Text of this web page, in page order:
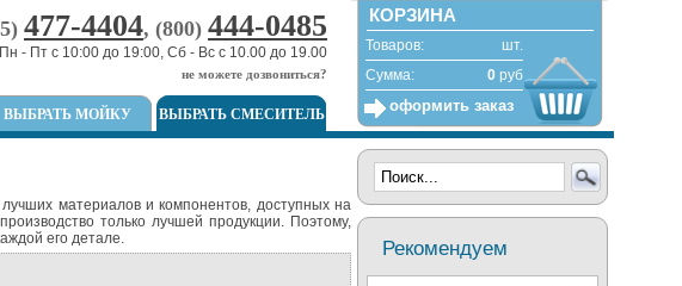
материалов и компонентов, доступных на
только лучшей продукции. Поэтому,
его детале.
Рекомендуем
477-4404, (800) 444-0485
Пн - Пт с 10:00 до 19:00, Сб - Вс с 10.00 до 19.00
не можете дозвониться?
КОРЗИНА
Товаров:
шт.
Сумма:
0руб
оформить заказ
ВЫБРАТЬ СМЕСИТЕЛЬ
ВЫБРАТЬ МОЙКУ